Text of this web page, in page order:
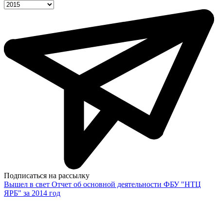
Подписаться на рассылку
Вышел в свет Отчет об основной деятельности ФБУ "НТЦ
ЯРБ" за 2014 год